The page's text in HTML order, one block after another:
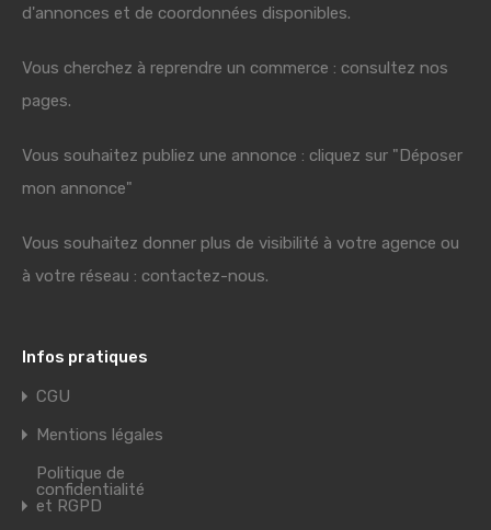
d'annonces et de coordonnées disponibles.
Vous cherchez à reprendre un commerce : consultez nos
pages.
Vous souhaitez publiez une annonce : cliquez sur "Déposer
mon annonce"
Vous souhaitez donner plus de visibilité à votre agence ou
à votre réseau : contactez-nous.
Infos pratiques
CGU
Mentions légales
Politique de
confidentialité
et RGPD